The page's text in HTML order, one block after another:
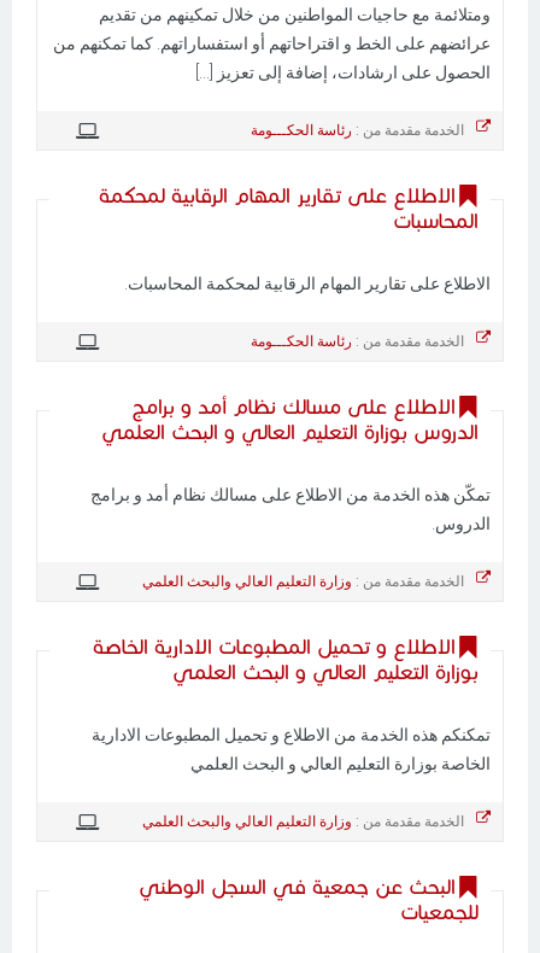
ومتلائمة مع حاجيات المواطنين من خلال تمكينهم من تقديم
عرائضهم على الخط و اقتراحاتهم أو استفساراتهم. كما تمكنهم من
الحصول على ارشادات، إضافة إلى تعزيز [...]
الخدمة مقدمة من : رئاسة الحكـــومة
الاطلاع على تقارير المهام الرقابية لمحكمة
المحاسبات
الاطلاع على تقارير المهام الرقابية لمحكمة المحاسبات.
الخدمة مقدمة من : رئاسة الحكـــومة
الاطلاع على مسالك نظام أمد و برامج
الدروس بوزارة التعليم العالي و البحث العلمي
تمكّن هذه الخدمة من الاطلاع على مسالك نظام أمد و برامج
الدروس.
الخدمة مقدمة من : وزارة التعليم العالي والبحث العلمي
الاطلاع و تحميل المطبوعات الادارية الخاصة
بوزارة التعليم العالي و البحث العلمي
تمكنكم هذه الخدمة من الاطلاع و تحميل المطبوعات الادارية
الخاصة بوزارة التعليم العالي و البحث العلمي
الخدمة مقدمة من : وزارة التعليم العالي والبحث العلمي
البحث عن جمعية في السجل الوطني
للجمعيات